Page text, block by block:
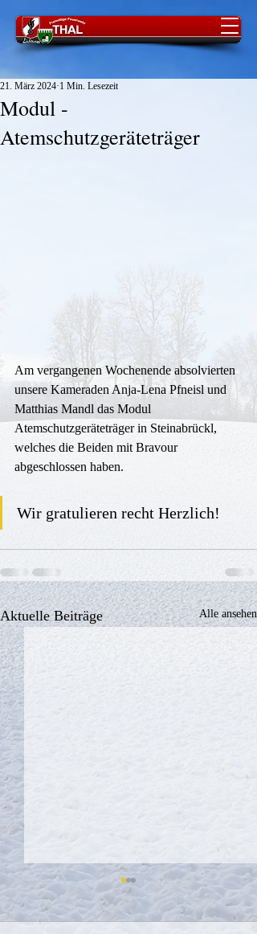
Modul -
Atemschutzgeräteträger
21. März 2024 1 Min. Lesezeit
Am vergangenen Wochenende absolvierten
unsere Kameraden Anja-Lena Pfneisl und
Matthias Mandl das Modul
Atemschutzgeräteträger in Steinabrückl,
welches die Beiden mit Bravour
abgeschlossen haben.
Wir gratulieren recht Herzlich!
Aktuelle Beiträge Alle ansehen